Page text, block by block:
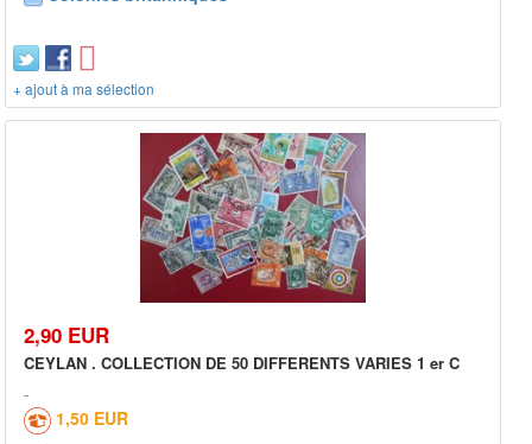
+ ajout à ma sélection
2,90 EUR
CEYLAN . COLLECTION DE 50 DIFFERENTS VARIES 1 er C
1,50 EUR